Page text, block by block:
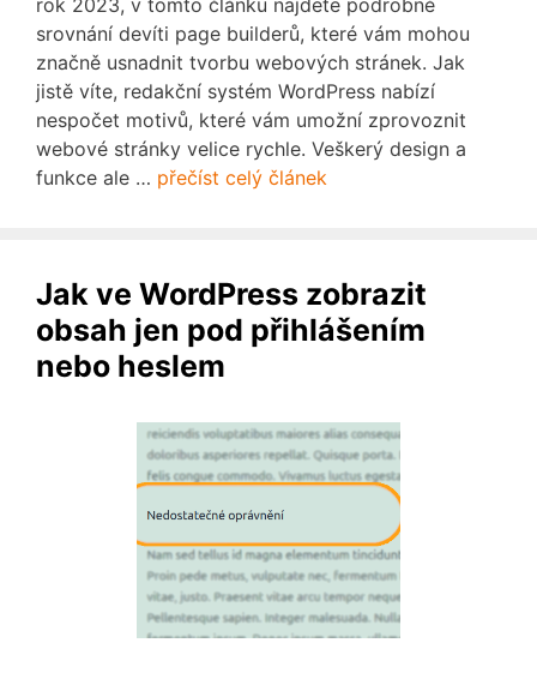
rok 2023, v tomto článku najdete podrobné
srovnání devíti page builderů, které vám mohou
značně usnadnit tvorbu webových stránek. Jak
jistě víte, redakční systém WordPress nabízí
nespočet motivů, které vám umožní zprovoznit
webové stránky velice rychle. Veškerý design a
funkce ale … přečíst celý článek
Jak ve WordPress zobrazit
obsah jen pod přihlášením
nebo heslem